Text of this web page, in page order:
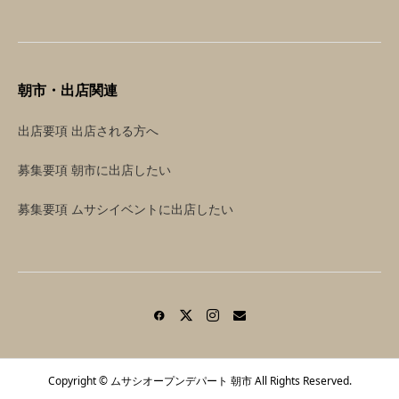
朝市・出店関連
出店要項 出店される方へ
募集要項 朝市に出店したい
募集要項 ムサシイベントに出店したい
Copyright © ムサシオープンデパート 朝市 All Rights Reserved.